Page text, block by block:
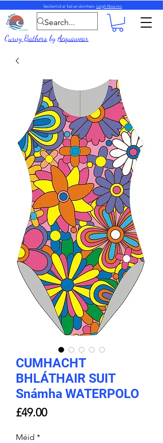
Seolaimid ar fud an domhain. Leigh Nios mo
Curvy BathersbyAcquawear
CUMHACHT
BHLÁTHAIR SUIT
Snámha WATERPOLO
£49.00Price
Méid *